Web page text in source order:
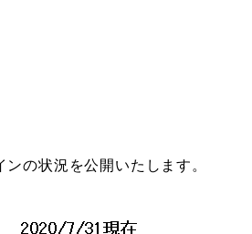
の状況を公開いたします。